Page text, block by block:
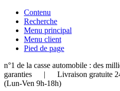
Contenu
Recherche
Menu principal
Menu client
Pied de page
n°1 de la casse automobile : des
garanties | Livraison gratuite
(Lun-Ven 9h-18h)